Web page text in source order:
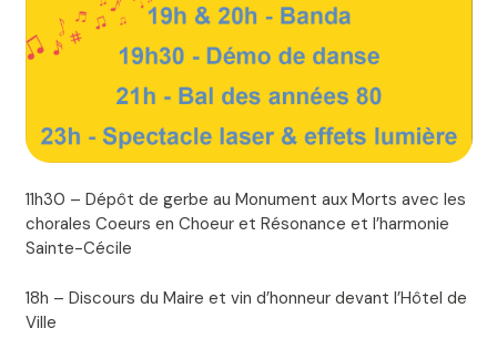
11h30 – Dépôt de gerbe au Monument aux Morts avec les
chorales Coeurs en Choeur et Résonance et l’harmonie
Sainte-Cécile
18h – Discours du Maire et vin d’honneur devant l’Hôtel de
Ville